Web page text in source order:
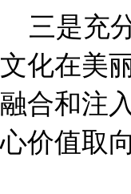
三是充
文化在美
融合和注
心价值取